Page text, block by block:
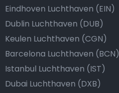
Eindhoven Luchthaven (EIN)
Dublin Luchthaven (DUB)
Keulen Luchthaven (CGN)
Barcelona Luchthaven (BCN)
Istanbul Luchthaven (IST)
Dubai Luchthaven (DXB)